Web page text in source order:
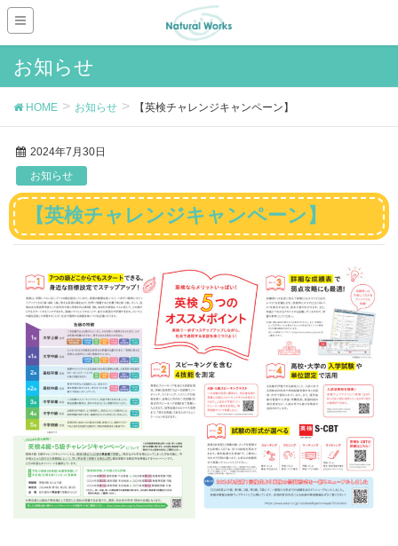
お知らせ
HOME お知らせ 【英検チャレンジキャンペーン】
2024年7月30日
お知らせ
【英検チャレンジキャンペーン】